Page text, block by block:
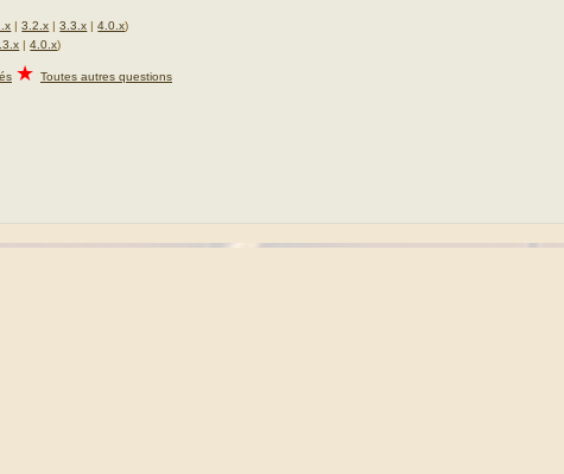
|3.2.x |3.3.x |4.0.x)
|4.0.x)
★ Toutes autres questions